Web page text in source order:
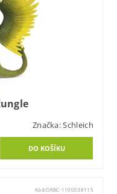
Značka:Schleich
Kód:ORBC-1100038115